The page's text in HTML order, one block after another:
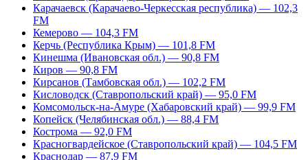
Карачаевск (Карачаево-Черкесская республика) — 102,3
FM
Кемерово — 104,3 FM
Керчь (Республика Крым) — 101,8 FM
Кинешма (Ивановская обл.) — 90,8 FM
Киров — 90,8 FM
Кирсанов (Тамбовская обл.) — 102,2 FM
Кисловодск (Ставропольский край) — 95,0 FM
Комсомольск-на-Амуре (Хабаровский край) — 99,9 FM
Копейск (Челябинская обл.) — 88,4 FM
Кострома — 92,0 FM
Красногвардейское (Ставропольский край) — 104,5 FM
Краснодар — 87,9 FM